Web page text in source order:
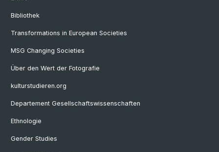
Bibliothek
Transformations in European Societies
MSG Changing Societies
Über den Wert der Fotografie
kulturstudieren.org
Departement Gesellschaftswissenschaften
Ethnologie
Gender Studies